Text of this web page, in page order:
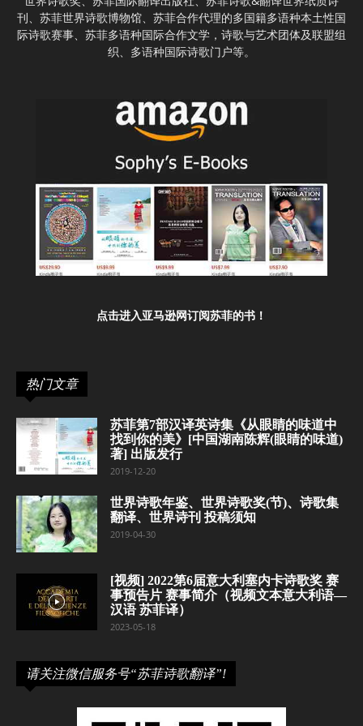
刊、苏菲世界诗歌博物馆、苏菲合作代理的多国籍多语种本土性国
际诗歌赛事、苏菲多语种国际合作文学，诗歌与艺术团体及联盟组
织、多语种国际诗歌门户等。
点击进入亚马逊网订阅苏菲的书！
热门文章
苏菲第7部汉译英诗集《从眼睛的味道中
找到你的美》[中国湖南陈辉(眼睛的味道)
著] 出版发行
2019-12-20
世界诗歌年鉴、世界诗歌奖(节)、诗歌集
翻译、世界诗刊 投稿须知
2019-04-30
[视频] 2022第6届意大利塞内卡诗歌奖 赛
事预告片 赛事简介（视频文本意大利语—
汉语 苏菲译）
2023-05-18
请关注微信服务号“苏菲诗歌翻译”!